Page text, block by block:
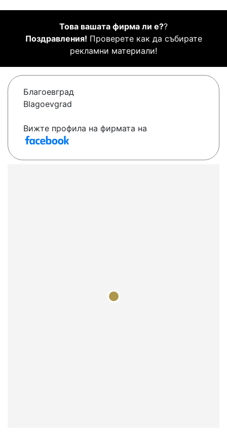
Това вашата фирма ли е??
Поздравления! Проверете как да събирате
рекламни материали!
Благоевград
Blagoevgrad
Вижте профила на фирмата на